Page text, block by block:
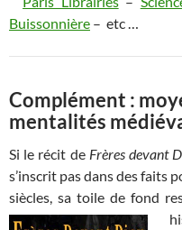
Buissonnière – etc …
Complément :
mentalités
Si le récit deFrères devant
s’inscrit pas dans des faits
siècles, sa toile de fond